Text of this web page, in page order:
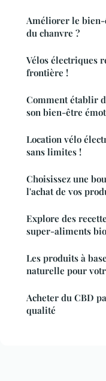
Améliorer le
du chanvre ?
Vélos électriques
frontière !
Comment établir
son bien-être
Location vélo
sans limites !
Choisissez une
l'achat de vos
Explore des
super-aliments bio
Les produits à
naturelle pour
Acheter du CBD
qualité